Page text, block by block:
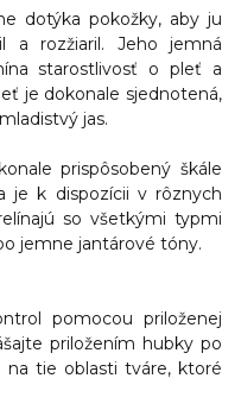
dotýka pokožky, aby ju
a rozžiaril. Jeho jemná
starostlivosť o pleť a
je dokonale sjednotená,
jas.
prispôsobený škále
je k dispozícii v rôznych
so všetkými typmi
jemne jantárové tóny.
pomocou priloženej
priložením hubky po
na tie oblasti tváre, ktoré